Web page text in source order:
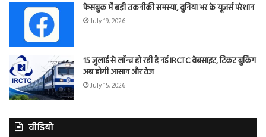
फेसबुक में बड़ी तकनीकी समस्या, दुनिया भर के यूजर्स परेशान
July 19, 2026
15 जुलाई से लॉन्च हो रही है नई IRCTC वेबसाइट, टिकट बुकिंग
अब होगी आसान और तेज
July 15, 2026
वीडियो